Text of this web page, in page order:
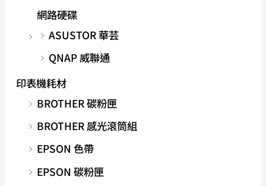
網路硬碟
ASUSTOR 華芸
QNAP 威聯通
印表機耗材
BROTHER 碳粉匣
BROTHER 感光滾筒組
EPSON 色帶
EPSON 碳粉匣